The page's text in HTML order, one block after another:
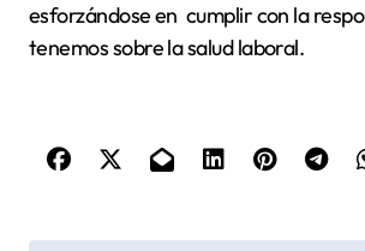
esforzándose en cumplir con la
tenemos sobre la salud laboral.